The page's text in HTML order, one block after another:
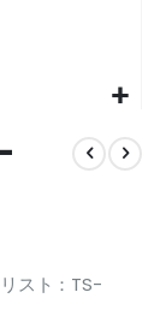
スト：TS-